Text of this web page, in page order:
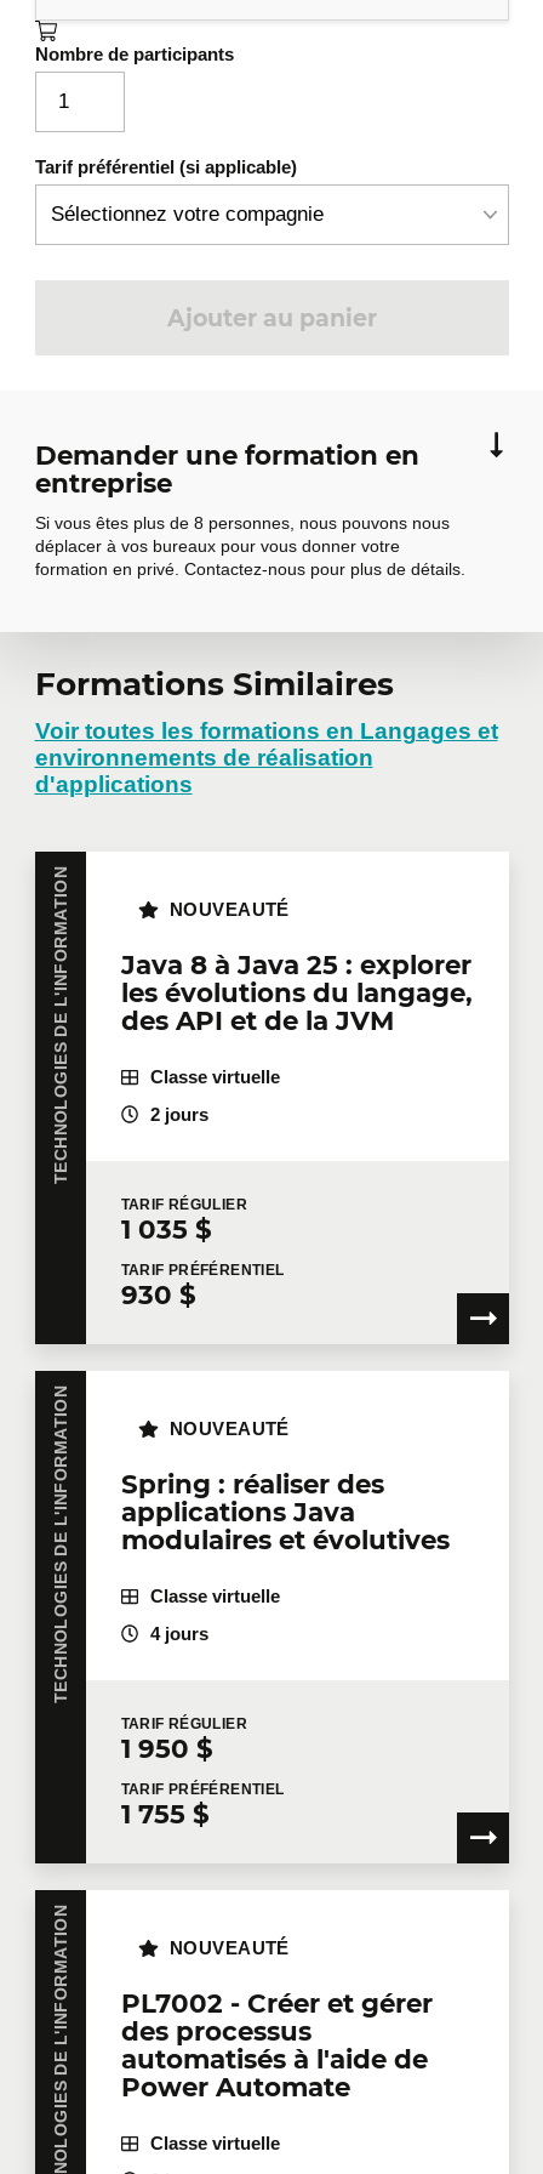
Principe.
Les projections pour contrôler la
Les recherches.
La gestion des erreurs et le mapping
vers les codes HTTP.
Les observateurs d'évènements.
Mise en pratique: utilisation de Spring Data
REST pour exposer les repositories en REST.
Nombre de participants
Tarif préférentiel (si applicable)
Ajouter au panier
Demander une formation en
entreprise
Si vous êtes plus de 8 personnes, nous pouvons nous
déplacer à vos bureaux pour vous donner votre
formation en privé. Contactez-nous pour plus de détails.
Demander une
formation en
entreprise
Vous avez plusieurs employés intéressés par une
même formation? Que ce soit en présentiel dans
vos bureaux ou à distance en mode virtuel, nous
offrons des formations privées adaptées aux
besoins de votre équipe. Des tarifs de groupes sont
disponibles.Contactez-nouspour plus de détails ou
demandez une soumission en ligne.
Prénom
Nom
Téléphone
Entreprise
Nombre de participants
Formation*
Dites-nous en plus
Votre fonction
Localisation pour la formation
Message
Formations Similaires
Voir toutes les formations en Langages et
environnements de réalisation
d'applications
TECHNOLOGIES DE L'INFORMATION
Java 8 à Java 25 : explorer
les évolutions du langage,
des API et de la JVM
NOUVEAUTÉ
Classe virtuelle
2 jours
TARIF RÉGULIER
1 035 $
TARIF PRÉFÉRENTIEL
930 $
TECHNOLOGIES DE L'INFORMATION
Spring : réaliser des
applications Java
modulaires et évolutives
NOUVEAUTÉ
Classe virtuelle
4 jours
TARIF RÉGULIER
1 950 $
TARIF PRÉFÉRENTIEL
1 755 $
TECHNOLOGIES DE L'INFORMATION
PL7002 - Créer et gérer
des processus
automatisés à l'aide de
Power Automate
NOUVEAUTÉ
Classe virtuelle